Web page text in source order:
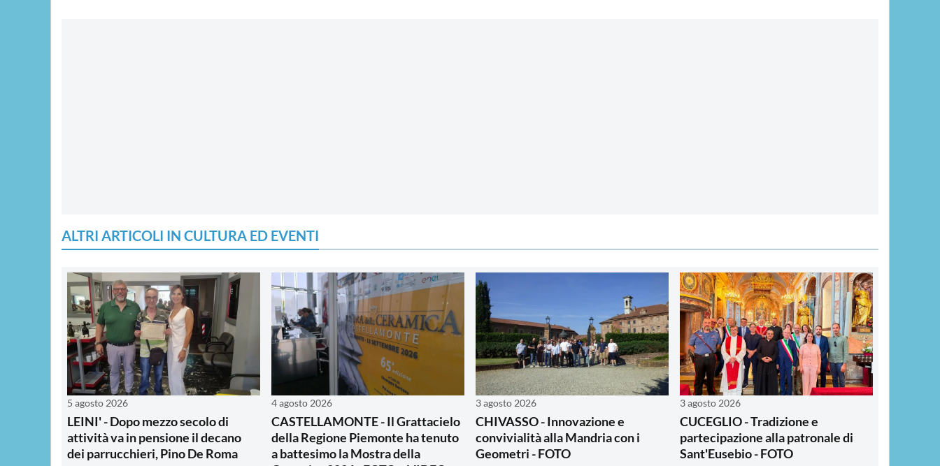
ALTRI ARTICOLI IN CULTURA ED EVENTI
5 agosto 2026
LEINI' - Dopo mezzo secolo di
attività va in pensione il decano
dei parrucchieri, Pino De Roma
4 agosto 2026
CASTELLAMONTE - Il Grattacielo
della Regione Piemonte ha tenuto
a battesimo la Mostra della
3 agosto 2026
CHIVASSO - Innovazione e
convivialità alla Mandria con i
Geometri - FOTO
3 agosto 2026
CUCEGLIO - Tradizione e
partecipazione alla patronale di
Sant'Eusebio - FOTO